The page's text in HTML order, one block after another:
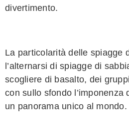
divertimento.
La particolarità delle spiagge
l’alternarsi di spiagge di
scogliere di basalto, dei
con sullo sfondo l’imponenza
un panorama unico al mondo.